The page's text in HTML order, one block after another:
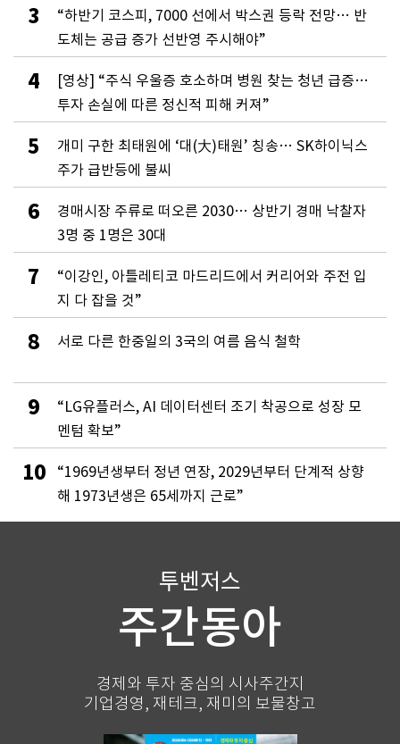
3
“하반기 코스피, 7000 선에서 박스권 등락 전망… 반
도체는 공급 증가 선반영 주시해야”
4
[영상] “주식 우울증 호소하며 병원 찾는 청년 급증…
투자 손실에 따른 정신적 피해 커져”
5
개미 구한 최태원에 ‘대(大)태원’ 칭송… SK하이닉스
주가 급반등에 불씨
6
경매시장 주류로 떠오른 2030… 상반기 경매 낙찰자
3명 중 1명은 30대
7
“이강인, 아틀레티코 마드리드에서 커리어와 주전 입
지 다 잡을 것”
8 서로 다른 한중일의 3국의 여름 음식 철학
9
“LG유플러스, AI 데이터센터 조기 착공으로 성장 모
멘텀 확보”
10
“1969년생부터 정년 연장, 2029년부터 단계적 상향
해 1973년생은 65세까지 근로”
투벤저스
주간동아
경제와 투자 중심의 시사주간지
기업경영, 재테크, 재미의 보물창고